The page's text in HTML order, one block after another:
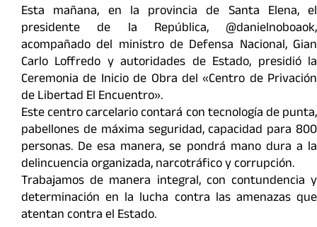
Esta mañana, en la provincia de Santa Elena, el
presidente de la República, @danielnoboaok,
acompañado del ministro de Defensa Nacional, Gian
Carlo Loffredo y autoridades de Estado, presidió la
Ceremonia de Inicio de Obra del «Centro de Privación
de Libertad El Encuentro».
Este centro carcelario contará con tecnología de punta,
pabellones de máxima seguridad, capacidad para 800
personas. De esa manera, se pondrá mano dura a la
delincuencia organizada, narcotráfico y corrupción.
Trabajamos de manera integral, con contundencia y
determinación en la lucha contra las amenazas que
atentan contra el Estado.